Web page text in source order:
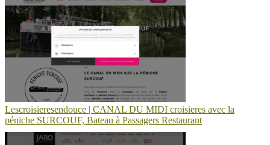
Lescroisieresendouce | CANAL DU MIDI croisieres avec la
péniche SURCOUF, Bateau à Passagers Restaurant